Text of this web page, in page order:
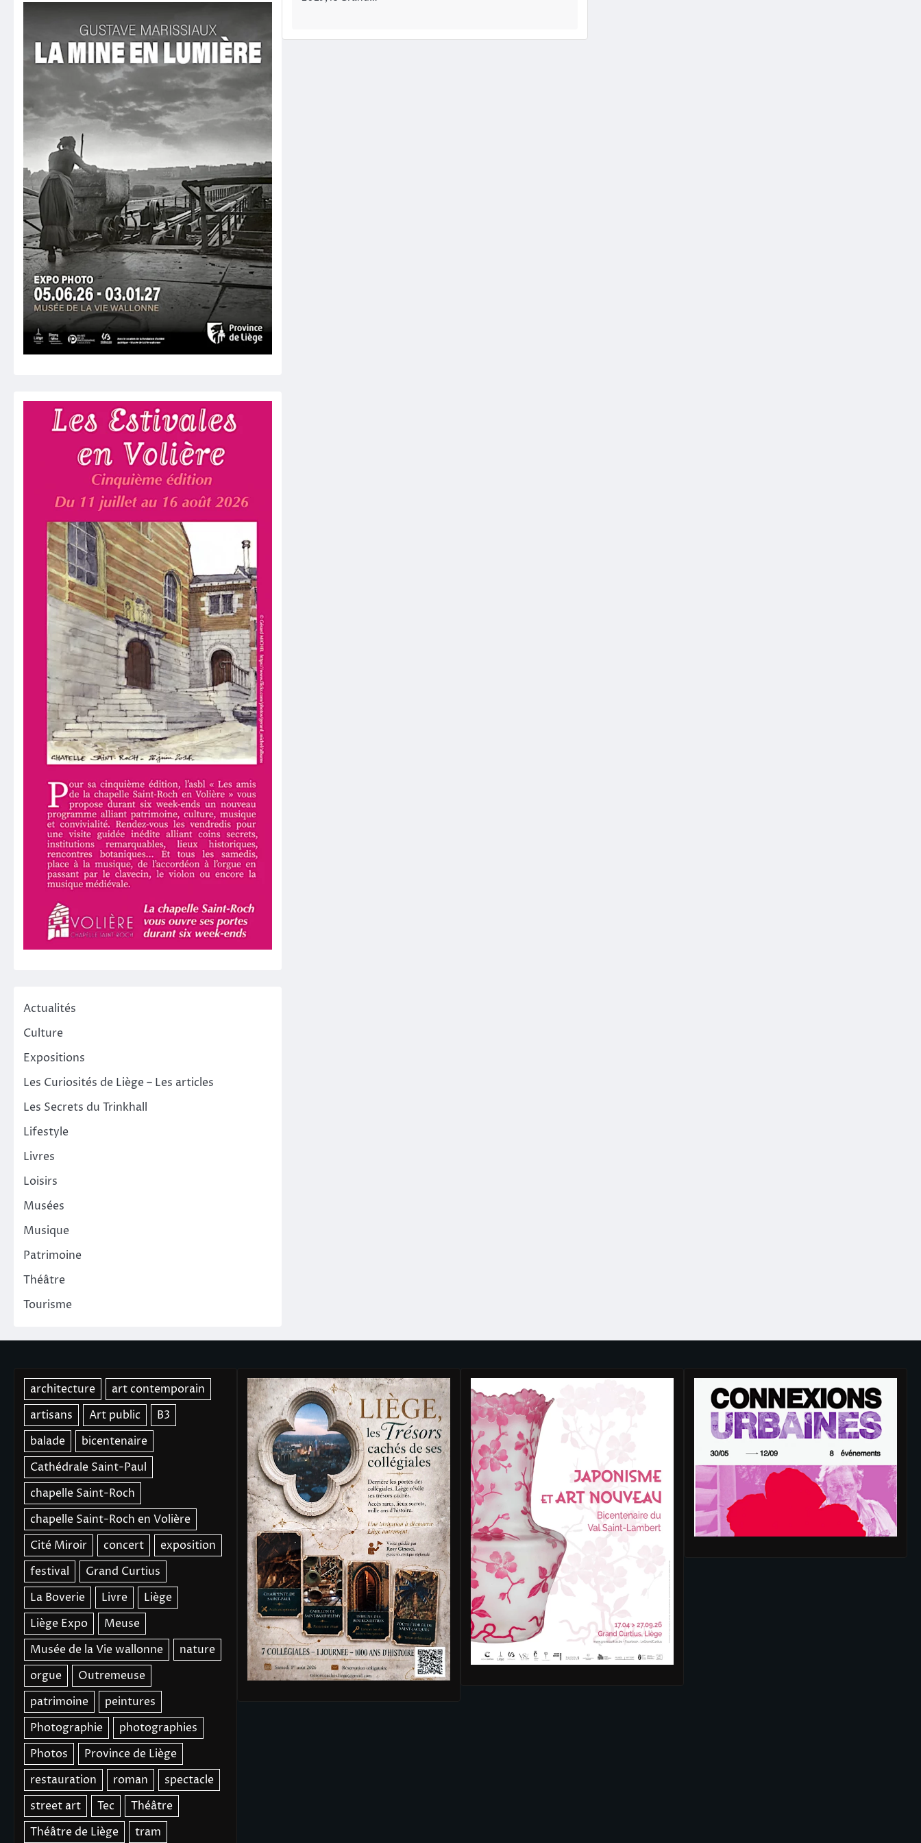
Actualités
Culture
Expositions
Les Curiosités de Liège – Les articles
Les Secrets du Trinkhall
Lifestyle
Livres
Loisirs
Musées
Musique
Patrimoine
Théâtre
Tourisme